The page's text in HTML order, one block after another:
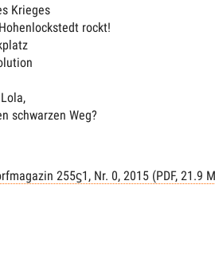
Krieges
rockt!
schwarzen Weg?
255ϛ1, Nr. 0, 2015 (PDF, 21.9